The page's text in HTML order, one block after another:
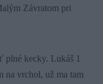
Závratom pri
plné kecky. Lukáš 1
na vrchol, už ma tam